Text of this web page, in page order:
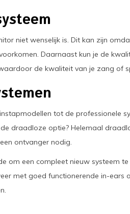
niet wenselijk is. Dit kan zijn
Daarnaast kun je de
de kwaliteit van je zang of
tot de professionele
draadloze optie? Helemaal
ontvanger nodig.
om een compleet nieuw systeem
met goed functionerende in-ears